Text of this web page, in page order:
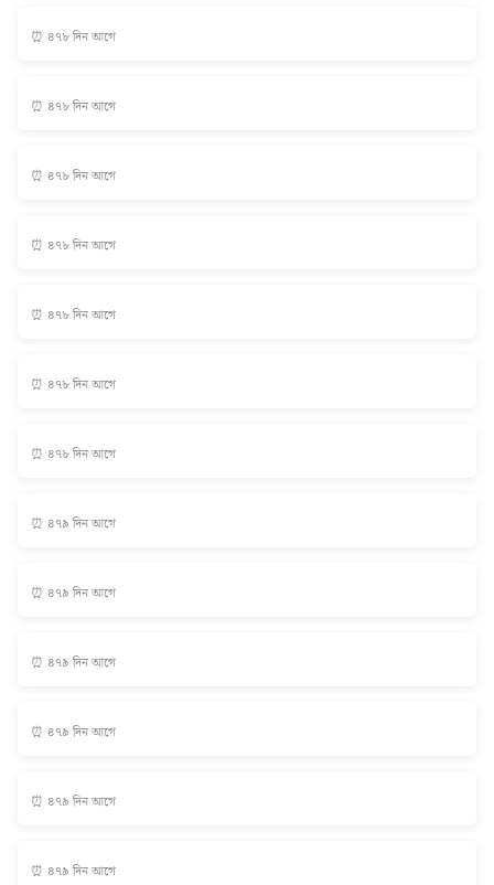
⏰ ৪৭৮ দিন আগে
⏰ ৪৭৮ দিন আগে
⏰ ৪৭৮ দিন আগে
⏰ ৪৭৮ দিন আগে
⏰ ৪৭৮ দিন আগে
⏰ ৪৭৮ দিন আগে
⏰ ৪৭৮ দিন আগে
⏰ ৪৭৯ দিন আগে
⏰ ৪৭৯ দিন আগে
⏰ ৪৭৯ দিন আগে
⏰ ৪৭৯ দিন আগে
⏰ ৪৭৯ দিন আগে
⏰ ৪৭৯ দিন আগে